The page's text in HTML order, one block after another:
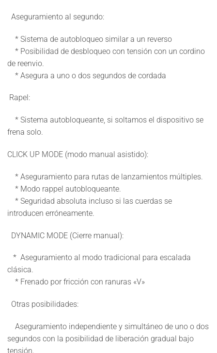
Aseguramiento al segundo:
* Sistema de autobloqueo similar a un reverso
* Posibilidad de desbloqueo con tensión con un cordino
de reenvio.
* Asegura a uno o dos segundos de cordada
Rapel:
* Sistema autobloqueante, si soltamos el dispositivo se
frena solo.
CLICK UP MODE (modo manual asistido):
* Aseguramiento para rutas de lanzamientos múltiples.
* Modo rappel autobloqueante.
* Seguridad absoluta incluso si las cuerdas se
introducen erróneamente.
DYNAMIC MODE (Cierre manual):
* Aseguramiento al modo tradicional para escalada
clásica.
* Frenado por fricción con ranuras «V»
Otras posibilidades:
Aseguramiento independiente y simultáneo de uno o dos
segundos con la posibilidad de liberación gradual bajo
tensión.